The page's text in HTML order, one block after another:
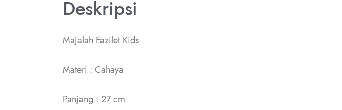
Deskripsi
Majalah Fazilet Kids
Materi : Cahaya
Panjang : 27 cm